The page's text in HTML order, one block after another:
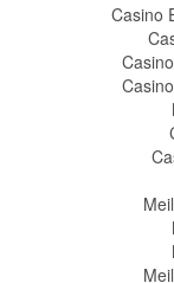
Casino